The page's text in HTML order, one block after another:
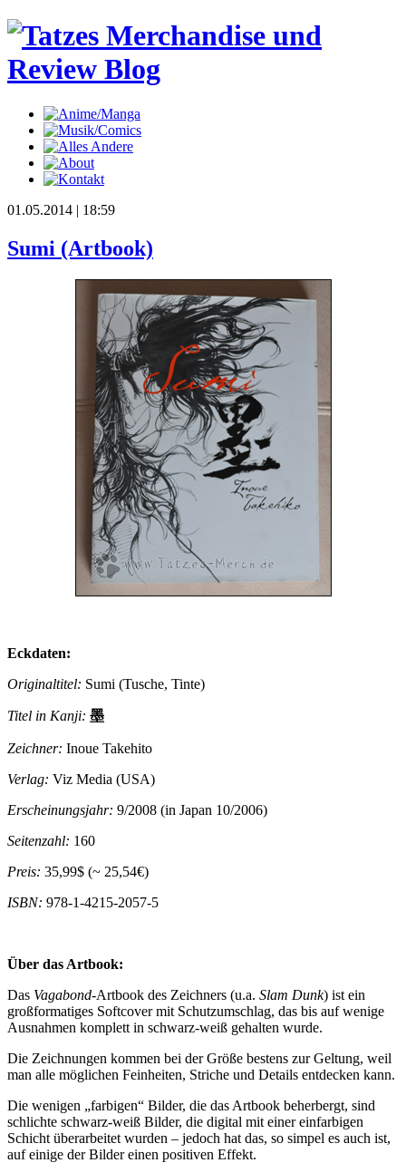
01.05.2014 | 18:59
Sumi (Artbook)
Eckdaten:
Originaltitel: Sumi (Tusche, Tinte)
Titel in Kanji: 墨
Zeichner: Inoue Takehito
Verlag: Viz Media (USA)
Erscheinungsjahr: 9/2008 (in Japan 10/2006)
Seitenzahl: 160
Preis: 35,99$ (~ 25,54€)
ISBN: 978-1-4215-2057-5
Über das Artbook:
Das Vagabond-Artbook des Zeichners (u.a. Slam Dunk) ist ein
großformatiges Softcover mit Schutzumschlag, das bis auf wenige
Ausnahmen komplett in schwarz-weiß gehalten wurde.
Die Zeichnungen kommen bei der Größe bestens zur Geltung, weil
man alle möglichen Feinheiten, Striche und Details entdecken kann.
Die wenigen „farbigen“ Bilder, die das Artbook beherbergt, sind
schlichte schwarz-weiß Bilder, die digital mit einer einfarbigen
Schicht überarbeitet wurden – jedoch hat das, so simpel es auch ist,
auf einige der Bilder einen positiven Effekt.